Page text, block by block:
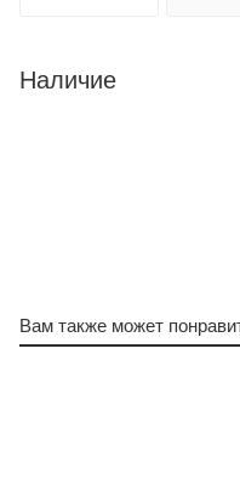
Наличие
Вам также может